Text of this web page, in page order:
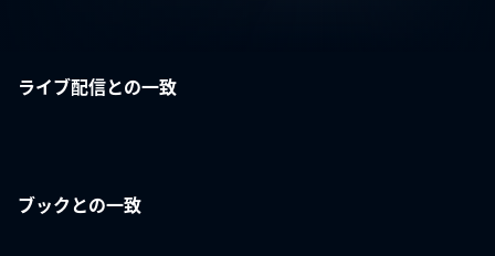
ライブ配信との一致
ブックとの一致